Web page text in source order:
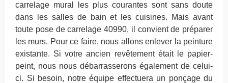
carrelage mural les plus courantes sont sans doute
dans les salles de bain et les cuisines. Mais avant
toute pose de carrelage 40990, il convient de préparer
les murs. Pour ce faire, nous allons enlever la peinture
existante. Si votre ancien revêtement était le papier-
peint, nous nous débarrasserons également de celui-
ci. Si besoin, notre équipe effectuera un ponçage du